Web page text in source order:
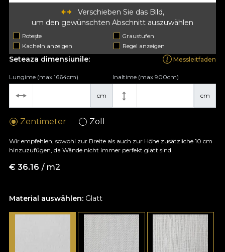
Verschieben Sie das Bild,
um den gewünschten Abschnitt auszuwählen
Rotește
Graustufen
Kacheln anzeigen
Regel anzeigen
Material auswählen: Glatt
Seteaza dimensiunile: Messleitfaden
cm
Lungime (max 1664cm)
cm
Inaltime (max 900cm)
Zentimeter Zoll
Wir empfehlen, sowohl zur Breite als auch zur Höhe zusätzliche 10 cm
hinzuzufügen, da Wände nicht immer perfekt glatt sind.
€ 36.16 / m2